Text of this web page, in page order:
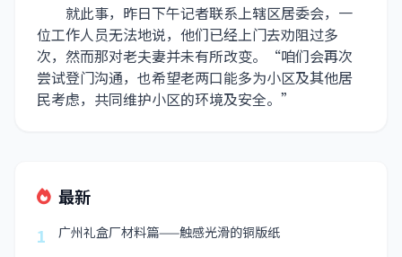
就此事，昨日下午记者联系上辖区居委会，一
位工作人员无法地说，他们已经上门去劝阻过多
次，然而那对老夫妻并未有所改变。“咱们会再次
尝试登门沟通，也希望老两口能多为小区及其他居
民考虑，共同维护小区的环境及安全。”
最新
1
广州礼盒厂材料篇——触感光滑的铜版纸